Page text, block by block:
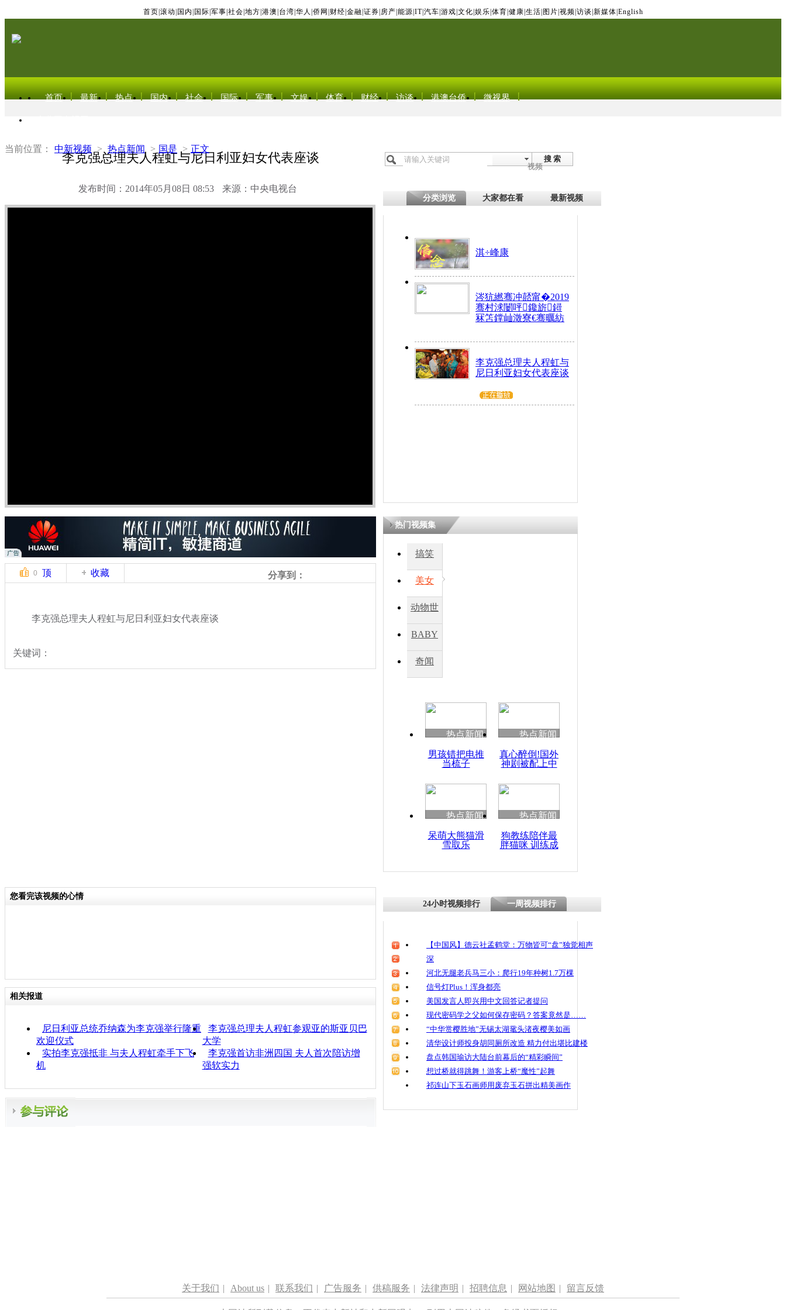
首页 滚动 国内 国际 军事 社会 地方 港澳 台湾 华人 侨网 财经 金融 证券 房产 能源 IT| 汽车 游戏 文化 娱乐 体育 健康 生活 图片 视频 访谈 新媒体 English
首页 最新 热点 国内 社会 国际 军事 文娱 体育 财经 访谈 港澳台侨 微视界
当前位置： 中新视频 > 热点新闻 > 国是 > 正文
李克强总理夫人程虹与尼日利亚妇女代表座谈
发布时间：2014年05月08日 08:53 来源：中央电视台
搜 索
视频
分类浏览 大家都在看 最新视频
淇÷峰康
涔犺繎骞冲嚭甯�2019
骞村浗闄呯鑱旂鐞
冧笘鐣屾澂寮€骞曞紡
李克强总理夫人程虹与
尼日利亚妇女代表座谈
0 顶 收藏 分享到：
李克强总理夫人程虹与尼日利亚妇女代表座谈
关键词：
热门视频集
搞笑
美女
动物世
BABY
秀
奇闻
热点新闻
男孩错把电推
当梳子
热点新闻
真心醉倒!国外
神剧被配上中
热点新闻
呆萌大熊猫滑
雪取乐
热点新闻
狗教练陪伴最
胖猫咪 训练成
您看完该视频的心情
相关报道
尼日利亚总统乔纳森为李克强举行隆重
欢迎仪式
李克强总理夫人程虹参观亚的斯亚贝巴
大学
实拍李克强抵非 与夫人程虹牵手下飞
机
李克强首访非洲四国 夫人首次陪访增
强软实力
24小时视频排行 一周视频排行
【中国风】德云社孟鹤堂：万物皆可“盘”独觉相声
深
河北无腿老兵马三小：爬行19年种树1.7万棵
信号灯Plus！浑身都亮
美国发言人即兴用中文回答记者提问
现代密码学之父如何保存密码？答案竟然是……
“中华赏樱胜地”无锡太湖鼋头渚夜樱美如画
清华设计师投身胡同厕所改造 精力付出堪比建楼
盘点韩国瑜访大陆台前幕后的“精彩瞬间”
想过桥就得跳舞！游客上桥“魔性”起舞
祁连山下玉石画师用废弃玉石拼出精美画作
关于我们 | About us | 联系我们 | 广告服务 | 供稿服务 | 法律声明 | 招聘信息 | 网站地图 | 留言反馈